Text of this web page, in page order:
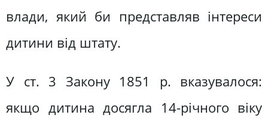
влади, який би представляв інтереси
дитини від штату.
У ст. 3 Закону 1851 р. вказувалося:
якщо дитина досягла 14-річного віку